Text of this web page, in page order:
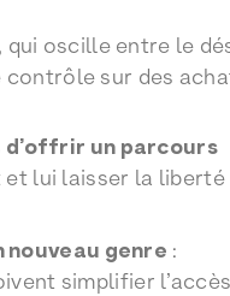
, qui oscille entre le
sur des
d’offrir un parcours
lui laisser la liberté
nouveau genre :
simplifier